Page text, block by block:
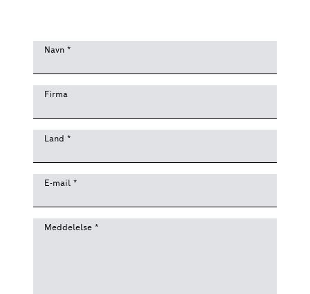
Navn *
Firma
Land *
E-mail *
Meddelelse *